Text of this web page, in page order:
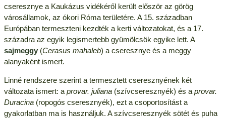
cseresznye a Kaukázus vidékéről került először az görög
városállamok, az ókori Róma területére. A 15. században
Európában termeszteni kezdték a kerti változatokat, és a 17.
századra az egyik legismertebb gyümölcsök egyike lett. A
sajmeggy(Cerasus mahaleb) a cseresznye és a meggy
alanyaként ismert.
Linné rendszere szerint a termesztett cseresznyének két
változata ismert: a provar. juliana(szívcseresznyék) és a provar.
Duracina(ropogós cseresznyék), ezt a csoportosítást a
gyakorlatban ma is használjuk. A szívcseresznyék sötét és puha